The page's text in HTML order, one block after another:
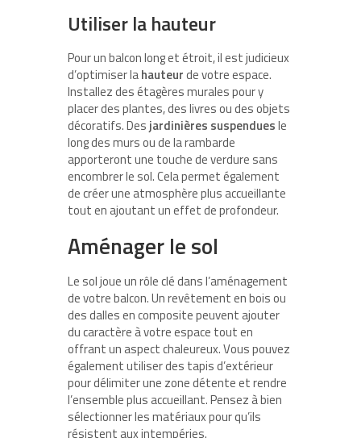
Utiliser la hauteur
Pour un balcon long et étroit, il est judicieux
d’optimiser lahauteurde votre espace.
Installez des étagères murales pour y
placer des plantes, des livres ou des objets
décoratifs. Des jardinières suspenduesle
long des murs ou de la rambarde
apporteront une touche de verdure sans
encombrer le sol. Cela permet également
de créer une atmosphère plus accueillante
tout en ajoutant un effet de profondeur.
Aménager le sol
Le sol joue un rôle clé dans l’aménagement
de votre balcon. Un revêtement en bois ou
des dalles en composite peuvent ajouter
du caractère à votre espace tout en
offrant un aspect chaleureux. Vous pouvez
également utiliser des tapis d’extérieur
pour délimiter une zone détente et rendre
l’ensemble plus accueillant. Pensez à bien
sélectionner les matériaux pour qu’ils
résistent aux intempéries.